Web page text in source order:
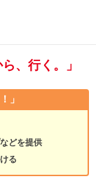
、行く。」
」
どを提供
る